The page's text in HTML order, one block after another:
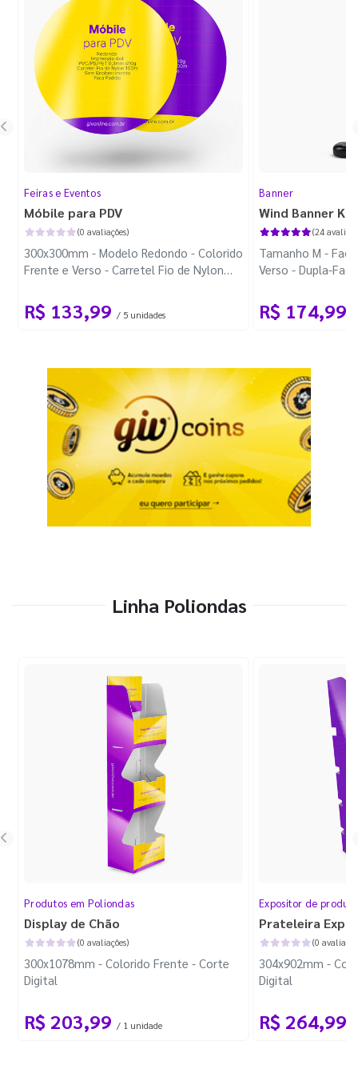
Feiras e Eventos
Móbile para PDV
(0 avaliações)
300x300mm - Modelo Redondo - Colorido
Frente e Verso - Carretel Fio de Nylon
R$ 133,99 / 5 unidades
Banner
Wind Banner
(24
Tamanho M -
Verso - Dupla-
R$ 174,99
Linha Poliondas
Produtos em Poliondas
Display de Chão
(0 avaliações)
300x1078mm - Colorido Frente - Corte
Digital
R$ 203,99 / 1 unidade
Expositor de
Prateleira
(0
304x902mm -
Digital
R$ 264,99